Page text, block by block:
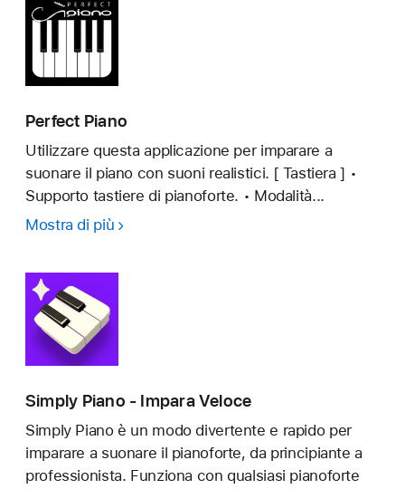
Perfect Piano
Utilizzare questa applicazione per imparare a
suonare il piano con suoni realistici. [ Tastiera ] •
Supporto tastiere di pianoforte. • Modalità...
Mostra di più Perfect
Simply Piano - Impara Veloce
Simply Piano è un modo divertente e rapido per
imparare a suonare il pianoforte, da principiante a
professionista. Funziona con qualsiasi pianoforte